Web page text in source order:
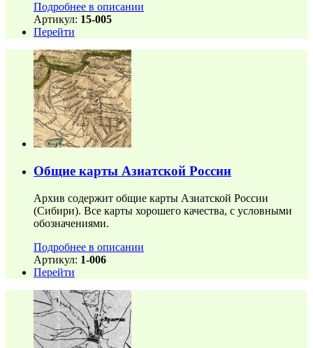
Подробнее в описании
Артикул: 15-005
Перейти
Общие карты Азиатской России
Архив содержит общие карты Азиатской России
(Сибири). Все карты хорошего качества, с условными
обозначениями.
Подробнее в описании
Артикул: 1-006
Перейти